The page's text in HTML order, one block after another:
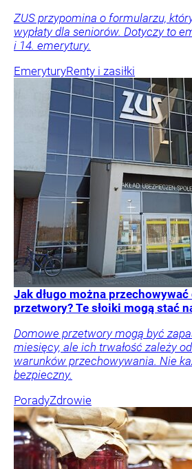
ZUS przypomina o formularzu,
wypłaty dla seniorów. Dotyczy to
i 14. emerytury.
EmeryturyRenty i zasiłki
Jak długo można
przetwory? Te słoiki mogą stać
Domowe przetwory mogą być
miesięcy, ale ich trwałość zależy
warunków przechowywania. Nie
bezpieczny.
PoradyZdrowie